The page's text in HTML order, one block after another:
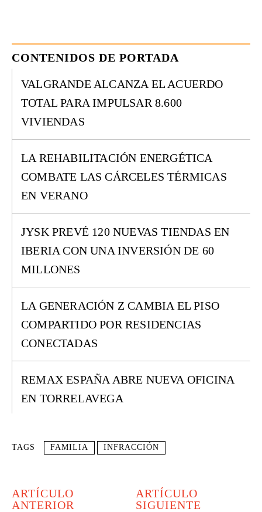
CONTENIDOS DE PORTADA
VALGRANDE ALCANZA EL ACUERDO
TOTAL PARA IMPULSAR 8.600
VIVIENDAS
LA REHABILITACIÓN ENERGÉTICA
COMBATE LAS CÁRCELES TÉRMICAS
EN VERANO
JYSK PREVÉ 120 NUEVAS TIENDAS EN
IBERIA CON UNA INVERSIÓN DE 60
MILLONES
LA GENERACIÓN Z CAMBIA EL PISO
COMPARTIDO POR RESIDENCIAS
CONECTADAS
REMAX ESPAÑA ABRE NUEVA OFICINA
EN TORRELAVEGA
TAGS FAMILIA INFRACCIÓN
ARTÍCULO
ANTERIOR
ARTÍCULO
SIGUIENTE